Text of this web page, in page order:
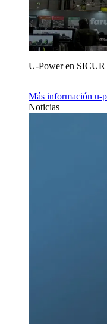
U‑Power en
Más información
Noticias